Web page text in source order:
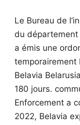
Le Bureau de
du
a émis une
temporairement
Belavia
180 jours.
Enforcement a
2022, Belavia